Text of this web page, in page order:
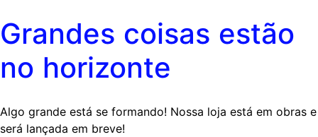
Grandes coisas estão
no horizonte
Algo grande está se formando! Nossa loja está em obras e
será lançada em breve!